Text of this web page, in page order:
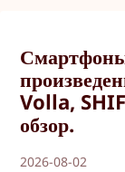
Volla,
обзор.
2026-08-02